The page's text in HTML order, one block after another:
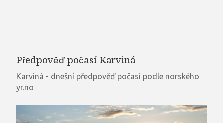
Předpověď počasí Karviná
Karviná - dnešní předpověď počasí podle norského
yr.no